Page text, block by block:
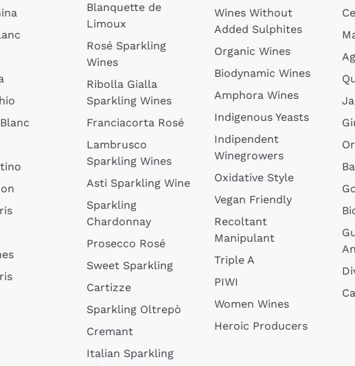
Blanquette de
Limoux
Rosé Sparkling
Wines
Ribolla Gialla
Sparkling Wines
Franciacorta Rosé
Lambrusco
Sparkling Wines
Asti Sparkling Wine
Sparkling
Chardonnay
Prosecco Rosé
Sweet Sparkling
Cartizze
Sparkling Oltrepò
Cremant
Italian Sparkling
Wines Without
Added Sulphites
Organic Wines
Biodynamic Wines
Amphora Wines
Indigenous Yeasts
Indipendent
Winegrowers
Oxidative Style
Vegan Friendly
Recoltant
Manipulant
Triple A
PIWI
Women Wines
Heroic Producers